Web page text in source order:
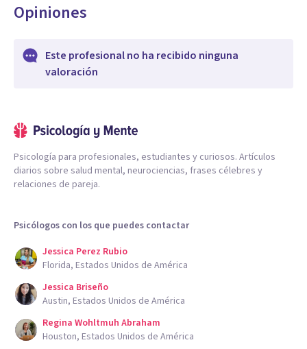
Opiniones
Este profesional no ha recibido ninguna
valoración
Psicología para profesionales, estudiantes y curiosos. Artículos
diarios sobre salud mental, neurociencias, frases célebres y
relaciones de pareja.
Psicólogos con los que puedes contactar
Jessica Perez Rubio
Florida, Estados Unidos de América
Jessica Briseño
Austin, Estados Unidos de América
Regina Wohltmuh Abraham
Houston, Estados Unidos de América